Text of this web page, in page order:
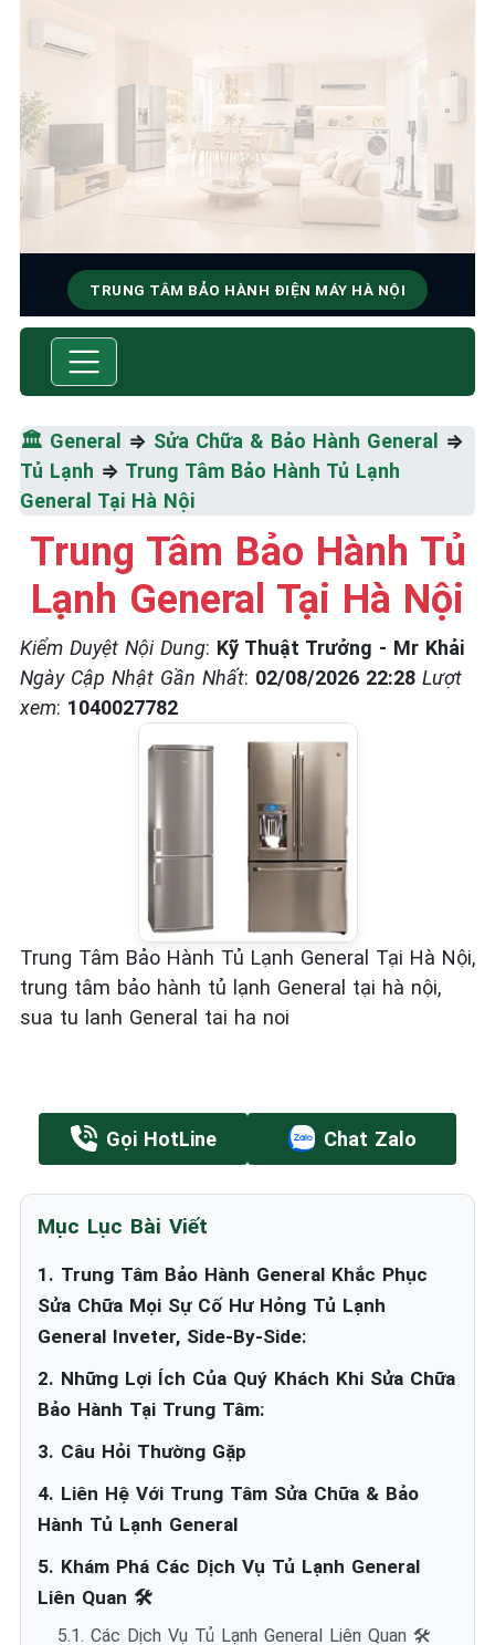
TRUNG TÂM BẢO HÀNH ĐIỆN MÁY HÀ NỘI
SỬA CHỮA & BẢO HÀNH
Thiểu
☎️ 09.86.85.89.22
🏛️ General ⇒ Sửa Chữa & Bảo Hành General
⇒
Tủ Lạnh ⇒ Trung Tâm Bảo Hành Tủ Lạnh
General Tại Hà Nội
Trung Tâm Bảo Hành Tủ
Lạnh General Tại Hà Nội
Kiểm Duyệt Nội Dung: Kỹ Thuật Trưởng - Mr Khải
Ngày Cập Nhật Gần Nhất: 02/08/2026 22:28 Lượt
xem: 1040027782
Trung Tâm Bảo Hành Tủ Lạnh General Tại Hà Nội,
trung tâm bảo hành tủ lạnh General tại hà nội,
sua tu lanh General tai ha noi
Gọi HotLine Chat Zalo
Mục Lục Bài Viết
1. Trung Tâm Bảo Hành General Khắc Phục
Sửa Chữa Mọi Sự Cố Hư Hỏng Tủ Lạnh
General Inveter, Side-By-Side:
2. Những Lợi Ích Của Quý Khách Khi Sửa Chữa
Bảo Hành Tại Trung Tâm:
3. Câu Hỏi Thường Gặp
4. Liên Hệ Với Trung Tâm Sửa Chữa & Bảo
Hành Tủ Lạnh General
5. Khám Phá Các Dịch Vụ Tủ Lạnh General
Liên Quan 🛠️
5.1. Các Dịch Vụ Tủ Lạnh General Liên Quan 🛠️